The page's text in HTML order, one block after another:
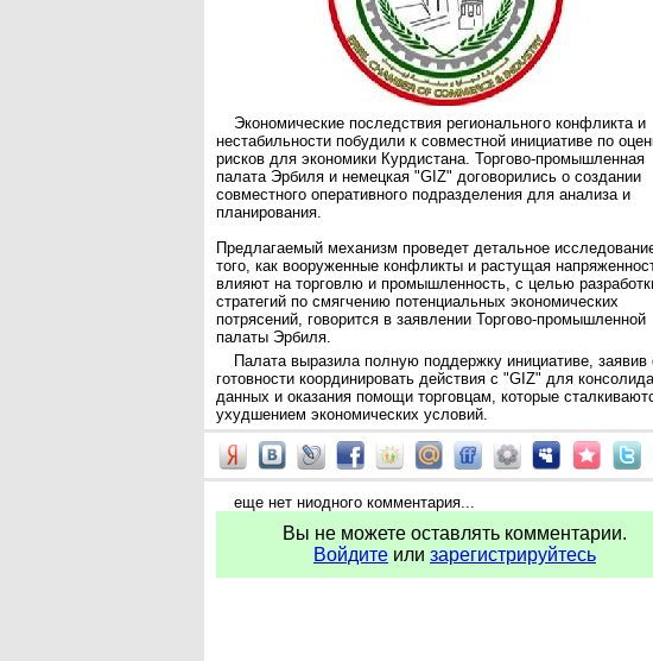
Экономические последствия регионального конфликта и
нестабильности побудили к совместной инициативе по
рисков для экономики Курдистана. Торгово-промышленная
палата Эрбиля и немецкая "GIZ" договорились о создании
совместного оперативного подразделения для анализа и
планирования.
Предлагаемый механизм проведет детальное
того, как вооруженные конфликты и растущая
влияют на торговлю и промышленность, с целью
стратегий по смягчению потенциальных экономических
потрясений, говорится в заявлении Торгово-промышленной
палаты Эрбиля.
Палата выразила полную поддержку инициативе, заявив
готовности координировать действия с "GIZ" для
данных и оказания помощи торговцам, которые
ухудшением экономических условий.
еще нет ниодного комментария...
Вы не можете оставлять комментарии.
Войдите или зарегистрируйтесь